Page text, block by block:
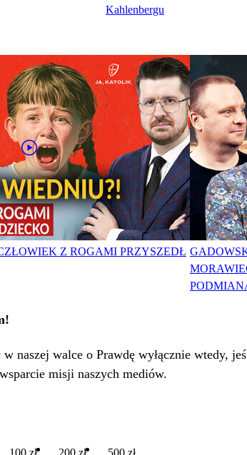
Kahlenbergu
Z ROGAMI PRZYSZEDŁ
naszej walce o Prawdę wyłącznie wtedy,
misji naszych mediów.